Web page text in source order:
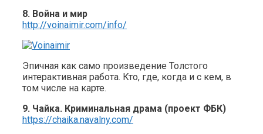
8. Война и мир
http://voinaimir.com/info/
Эпичная как само произведение Толстого
интерактивная работа. Кто, где, когда и с кем, в
том числе на карте.
9. Чайка. Криминальная драма (проект ФБК)
https://chaika.navalny.com/